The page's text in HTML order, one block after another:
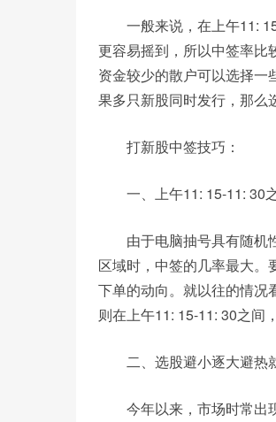
一般来说，在上午11:
更容易摇到，所以中签率比
资金较少的散户可以选择一
果多只新股同时发行，那么
打新股中签技巧：
一、上午11: 15-11: 30
由于电脑抽号具有随机
区域时，中签的几率最大
下单的动向。就以往的情况
则在上午11: 15-11: 30之间
二、选股避小逐大避热
今年以来，市场时常出